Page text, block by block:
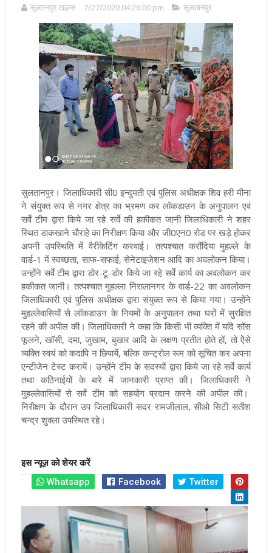
सुल्तानपुर टाइम्स 7/27/2020 04:26:00 pm सुलतानपुर
सुलतानपुर। जिलाधिकारी सी0 इन्दुमती एवं पुलिस अधीक्षक शिव हरी मीना
ने संयुक्त रूप से नगर क्षेत्र का भ्रमण कर लॉकडाउन के अनुपालन एवं
सर्वे टीम द्वारा किये जा रहे सर्वे की हकीकत जानी जिलाधिकारी ने शहर
स्थित डाकखाने चौराहे का निरीक्षण किया और जी0एन0 रोड पर खड़े होकर
अपनी उपस्थिति में वैरीकेटिंग करवाई। तत्पश्चात करौंदिया मुहल्ले के
वार्ड-1 में स्वच्छता, साफ-सफाई, सेनेटाइजेशन आदि का अवलोकन किया।
उन्होंने सर्वे टीम द्वारा डोर-टू-डोर किये जा रहे सर्वे कार्य का अवलोकन कर
हकीकत जानी। तत्पश्चात मुहल्ला निरालानगर के वार्ड-22 का अवलोकन
जिलाधिकारी एवं पुलिस अधीक्षक द्वारा संयुक्त रूप से किया गया। उन्होंने
मुहल्लेवासियों से लॉकडाउन के नियमों के अनुपालन तथा घरों में सुरक्षित
रहने की अपील की। जिलाधिकारी ने कहा कि किसी भी व्यक्ति में यदि सॉस
फूलने, खॉसी, दमा, जुखाम, बुखार आदि के लक्षण प्रतीत होते हों, तो ऐेसे
व्यक्ति स्वयं को कदापि न छिपायें, बल्कि कन्ट्रोल रूम को सूचित कर अपना
एन्टीजेन टेस्ट करायें। उन्होंने टीम के सदस्यों द्वारा किये जा रहे सर्वे कार्य
तथा कठिनाईयों के बारे में जानकारी प्राप्त की। जिलाधिकारी ने
मुहल्लेवासियों से सर्वे टीम को सहयोग प्रदान करने की अपील की।
निरीक्षण के दौरान उप जिलाधिकारी सदर रामजीलाल, सीओ सिटी सतीश
चन्द्र शुक्ला उपस्थित रहे।
इस न्यूज़ को शेयर करें
Whatsapp
Facebook Twitter